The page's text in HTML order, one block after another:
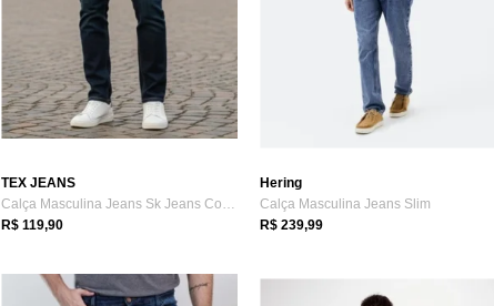
TEX JEANS
Calça Masculina Jeans Sk Jeans Confortáv...
R$ 119,90
Hering
Calça Masculina Jeans Slim
R$ 239,99